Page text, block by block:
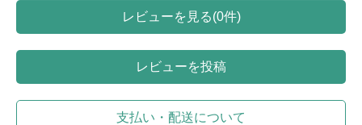
レビューを見る(0件)
レビューを投稿
支払い・配送について